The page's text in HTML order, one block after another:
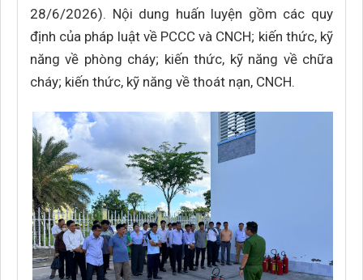
28/6/2026). Nội dung huấn luyện gồm các quy
định của pháp luật về PCCC và CNCH; kiến thức, kỹ
năng về phòng cháy; kiến thức, kỹ năng về chữa
cháy; kiến thức, kỹ năng về thoát nạn, CNCH.